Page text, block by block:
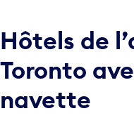
Hôtels de
Toronto
navette